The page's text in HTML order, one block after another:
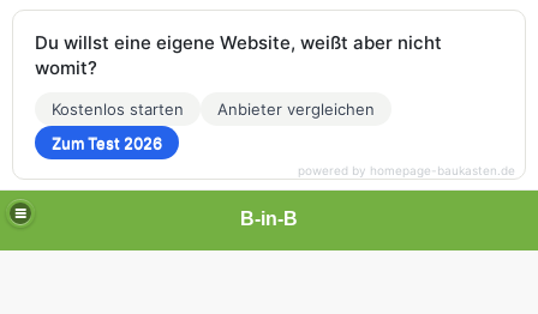
B-in-B
Du willst eine eigene Website, weißt aber nicht
womit?
Kostenlos starten
Anbieter vergleichen
Zum Test 2026
powered by homepage-baukasten.de